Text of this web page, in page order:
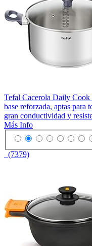
Tefal Cacerola Daily Cook
base reforzada, aptas
gran conductividad y
Más Info
(7379)